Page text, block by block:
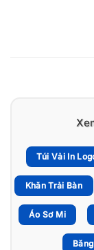
Túi Vải In
Khăn Trải Bàn
Áo Sơ Mi